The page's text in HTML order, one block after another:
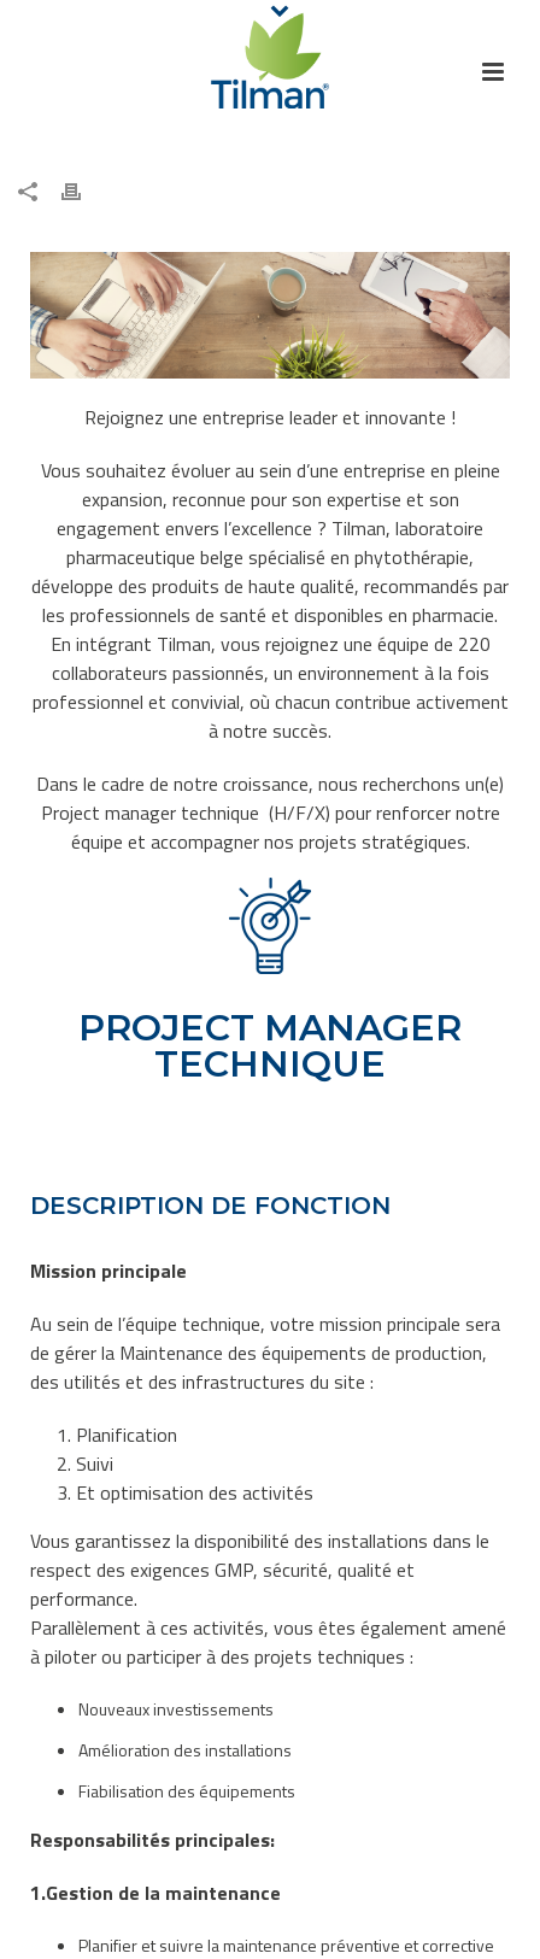
Rejoignez une entreprise leader et innovante !
Vous souhaitez évoluer au sein d’une entreprise en pleine
expansion, reconnue pour son expertise et son
engagement envers l’excellence ? Tilman, laboratoire
pharmaceutique belge spécialisé en phytothérapie,
développe des produits de haute qualité, recommandés par
les professionnels de santé et disponibles en pharmacie.
En intégrant Tilman, vous rejoignez une équipe de 220
collaborateurs passionnés, un environnement à la fois
professionnel et convivial, où chacun contribue activement
à notre succès.
Dans le cadre de notre croissance, nous recherchons un(e)
Project manager technique (H/F/X) pour renforcer notre
équipe et accompagner nos projets stratégiques.
PROJECT MANAGER
TECHNIQUE
DESCRIPTION DE FONCTION
Mission principale
Au sein de l’équipe technique, votre mission principale sera
de gérer la Maintenance des équipements de production,
des utilités et des infrastructures du site :
Planification
Suivi
Et optimisation des activités
Vous garantissez la disponibilité des installations dans le
respect des exigences GMP, sécurité, qualité et
performance.
Parallèlement à ces activités, vous êtes également amené
à piloter ou participer à des projets techniques :
Nouveaux investissements
Amélioration des installations
Fiabilisation des équipements
Responsabilités principales:
1.Gestion de la maintenance
Planifier et suivre la maintenance préventive et corrective